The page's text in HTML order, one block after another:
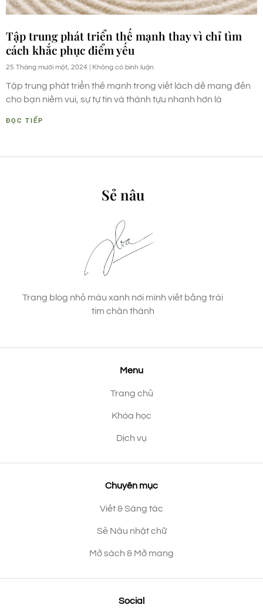
Tập trung phát triển thế mạnh thay vì chỉ tìm
cách khắc phục điểm yếu
25 Tháng mười một, 2024 Không có bình luận
Tập trung phát triển thế mạnh trong viết lách dễ mang đến
cho bạn niềm vui, sự tự tin và thành tựu nhanh hơn là
ĐỌC TIẾP
Sẻ nâu
Trang blog nhỏ màu xanh nơi mình viết bằng trái
tim chân thành
Menu
Trang chủ
Khóa học
Dịch vụ
Chuyên mục
Viết & Sáng tác
Sẻ Nâu nhặt chữ
Mở sách & Mở mang
Social